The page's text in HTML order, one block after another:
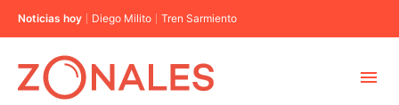
Noticias hoy Diego Milito Tren Sarmiento